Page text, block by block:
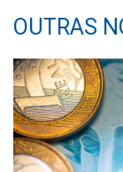
OUTRAS